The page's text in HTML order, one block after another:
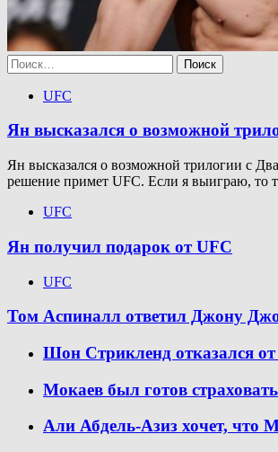
Найти:
UFC
Ян высказался о возможной
Ян высказался о возможной трилогии с
решение примет UFC. Если я выиграю, то
UFC
Ян получил подарок от UFC
UFC
Том Аспиналл ответил Джону
Шон Стрикленд отказался
Мокаев был готов
Али Абдель-Азиз хочет, что